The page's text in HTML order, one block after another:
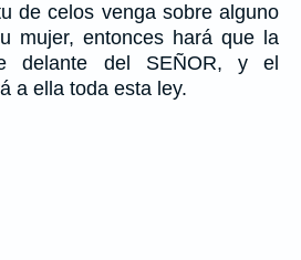
de celos venga sobre alguno
mujer, entonces hará que la
delante del SEÑOR, y el
a ella toda esta ley.